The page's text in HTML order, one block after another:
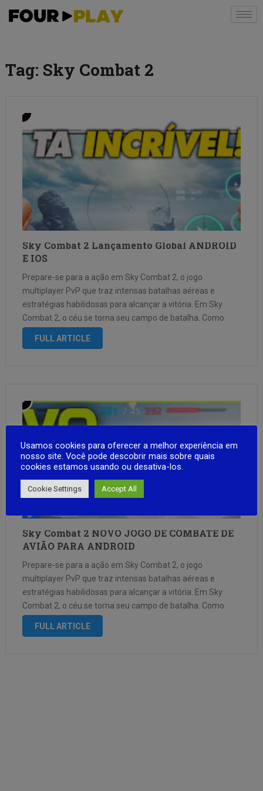
Tag: Sky Combat 2
Sky Combat 2 Lançamento Global ANDROID
E IOS
Prepare-se para a ação em Sky Combat 2, o jogo
multiplayer PvP que traz intensas batalhas aéreas e
estratégias habilidosas para alcançar a vitória. Em Sky
Combat 2, o céu se torna seu campo de batalha. Como
piloto, você comandará uma variedade de aviões de
FULL ARTICLE
Sky Combat 2 NOVO JOGO DE COMBATE DE
AVIÃO PARA ANDROID
Prepare-se para a ação em Sky Combat 2, o jogo
multiplayer PvP que traz intensas batalhas aéreas e
estratégias habilidosas para alcançar a vitória. Em Sky
Combat 2, o céu se torna seu campo de batalha. Como
piloto, você comandará uma variedade de aviões de
FULL ARTICLE
Usamos cookies para oferecer a melhor experiência em
nosso site. Você pode descobrir mais sobre quais
cookies estamos usando ou desativa-los.
Cookie Settings Accept All